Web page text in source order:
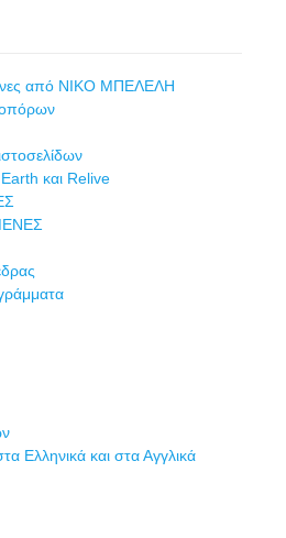
από ΝΙΚΟ ΜΠΕΛΕΛΗ
και Relive
Ελληνικά και στα Αγγλικά